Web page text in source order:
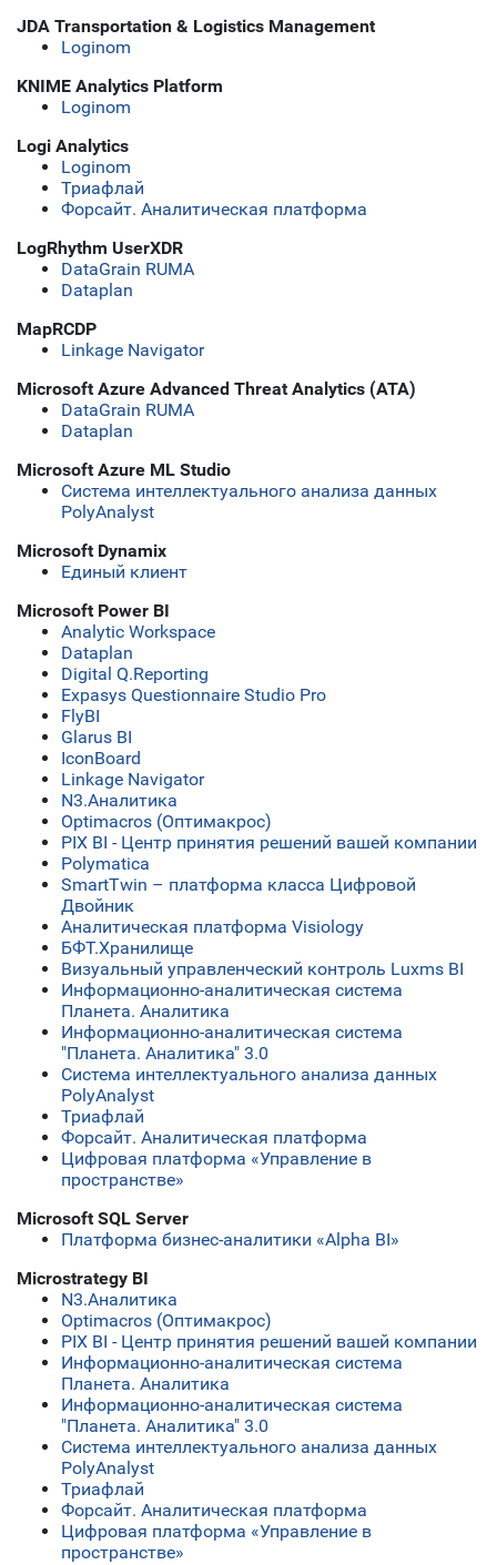
JDA Transportation & Logistics Management
Loginom
KNIME Analytics Platform
Loginom
Logi Analytics
Loginom
Триафлай
Форсайт. Аналитическая платформа
LogRhythm UserXDR
DataGrain RUMA
Dataplan
MapRCDP
Linkage Navigator
Microsoft Azure Advanced Threat Analytics (ATA)
DataGrain RUMA
Dataplan
Microsoft Azure ML Studio
Система интеллектуального анализа данных
PolyAnalyst
Microsoft Dynamix
Единый клиент
Microsoft Power BI
Analytic Workspace
Dataplan
Digital Q.Reporting
Expasys Questionnaire Studio Pro
FlyBI
Glarus BI
IconBoard
Linkage Navigator
N3.Аналитика
Optimacros (Оптимакрос)
PIX BI - Центр принятия решений вашей компании
Polymatica
SmartTwin – платформа класса Цифровой
Двойник
Аналитическая платформа Visiology
БФТ.Хранилище
Визуальный управленческий контроль Luxms BI
Информационно-аналитическая система
Планета. Аналитика
Информационно-аналитическая система
"Планета. Аналитика" 3.0
Система интеллектуального анализа данных
PolyAnalyst
Триафлай
Форсайт. Аналитическая платформа
Цифровая платформа «Управление в
пространстве»
Microsoft SQL Server
Платформа бизнес-аналитики «Alpha BI»
Microstrategy BI
N3.Аналитика
Optimacros (Оптимакрос)
PIX BI - Центр принятия решений вашей компании
Информационно-аналитическая система
Планета. Аналитика
Информационно-аналитическая система
"Планета. Аналитика" 3.0
Система интеллектуального анализа данных
PolyAnalyst
Триафлай
Форсайт. Аналитическая платформа
Цифровая платформа «Управление в
пространстве»